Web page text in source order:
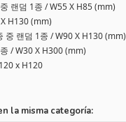
랜덤 1종 / W55 X H85 (mm)
H130 (mm)
중 랜덤 1종 / W90 X H130 (mm)
/ W30 X H300 (mm)
x H120
la misma categoría: